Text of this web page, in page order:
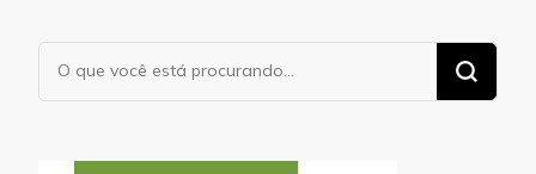
Procurando
algo?